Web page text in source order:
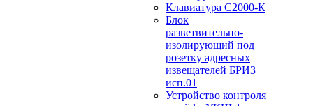
Клавиатура С2000-К
Блок
разветвительно-
изолирующий под
розетку адресных
извещателей БРИЗ
исп.01
Устройство контроля